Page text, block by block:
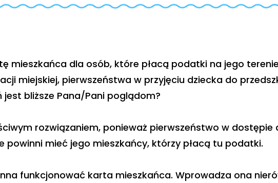
mieszkańca dla osób, które płacą podatki na jego
miejskiej, pierwszeństwa w przyjęciu dziecka do
bliższe Pana/Pani poglądom?
rozwiązaniem, ponieważ pierwszeństwo w dostępie
powinni mieć jego mieszkańcy, którzy płacą tu podatki.
funkcjonować karta mieszkańca. Wprowadza ona